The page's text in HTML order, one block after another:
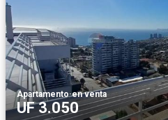
Apartamento·en venta
UF 3.050